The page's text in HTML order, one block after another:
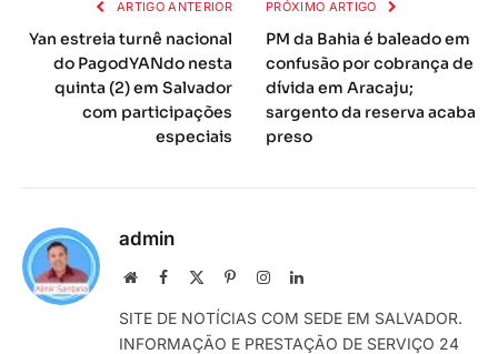
ARTIGO ANTERIOR
Yan estreia turnê nacional
do PagodYANdo nesta
quinta (2) em Salvador
com participações
especiais
PRÓXIMO ARTIGO
PM da Bahia é baleado em
confusão por cobrança de
dívida em Aracaju;
sargento da reserva acaba
preso
admin
Local
rede
Internet
Facebook PinterestInstagramLinkedIn
SITE DE NOTÍCIAS COM SEDE EM SALVADOR.
INFORMAÇÃO E PRESTAÇÃO DE SERVIÇO 24